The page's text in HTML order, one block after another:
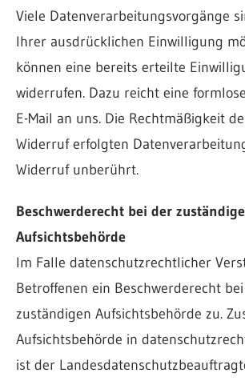
Viele Datenverarbeitungsvorgänge
Ihrer ausdrücklichen Einwilligung
können eine bereits erteilte
widerrufen. Dazu reicht eine
E-Mail an uns. Die Rechtmäßigkeit
Widerruf erfolgten
Widerruf unberührt.
Beschwerderecht bei der
Aufsichtsbehörde
Im Falle datenschutzrechtlicher
Betroffenen ein Beschwerderecht
zuständigen Aufsichtsbehörde zu.
Aufsichtsbehörde in
ist der